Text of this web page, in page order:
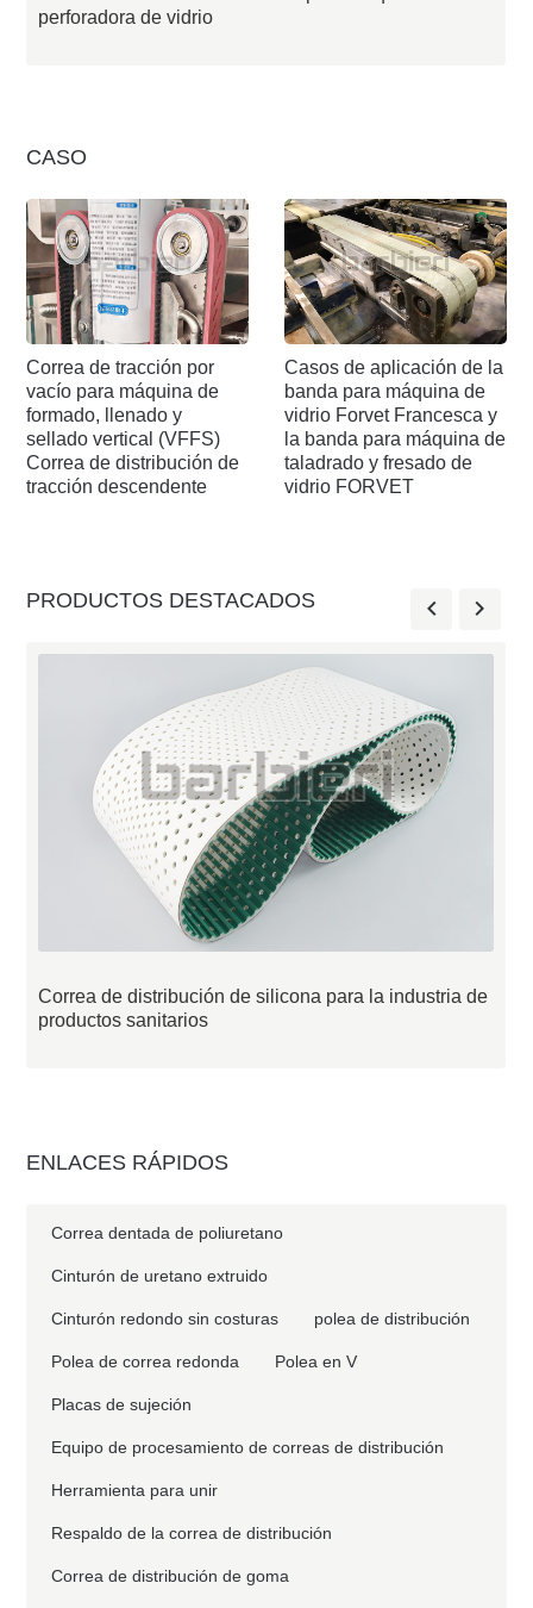
perforadora de vidrio
CASO
Correa de tracción por
vacío para máquina de
formado, llenado y
sellado vertical (VFFS)
Correa de distribución de
tracción descendente
Casos de aplicación de la
banda para máquina de
vidrio Forvet Francesca y
la banda para máquina de
taladrado y fresado de
vidrio FORVET
PRODUCTOS DESTACADOS
Correa de distribución de silicona para la industria de
productos sanitarios
ENLACES RÁPIDOS
Correa dentada de poliuretano
Cinturón de uretano extruido
Cinturón redondo sin costuras polea de distribución
Polea de correa redonda Polea en V
Placas de sujeción
Equipo de procesamiento de correas de distribución
Herramienta para unir
Respaldo de la correa de distribución
Correa de distribución de goma